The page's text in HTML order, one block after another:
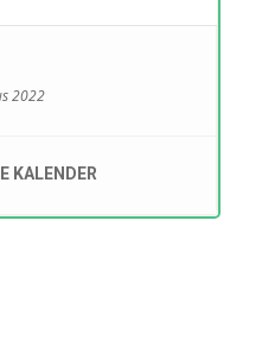
2022
KALENDER